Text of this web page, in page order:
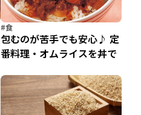
#食
包むのが苦手でも安心♪ 定
番料理・オムライスを丼で